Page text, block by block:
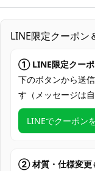
サイズ
素材
セット内容
支払い方法
LINE限定クーポン
① LINE限定クーポ
下のボタンから送
す（メッセージは
LINEでクーポン
② 材質・仕様変更